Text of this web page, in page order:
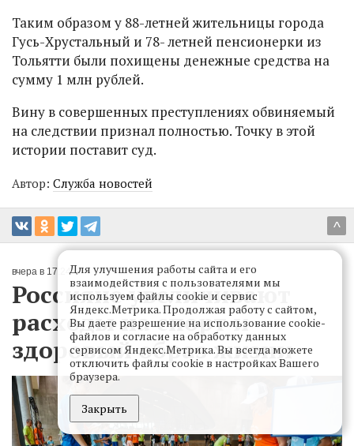
Таким образом у 88-летней жительницы города
Гусь-Хрустальный и 78- летней пенсионерки из
Тольятти были похищены денежные средства на
сумму 1 млн рублей.
Вину в совершенных преступлениях обвиняемый
на следствии признал полностью. Точку в этой
истории поставит суд.
Автор: Служба новостей
^
вчера в 17:24
Россияне увеличивают
расходы на спорт и
здоровый образ жизни
Для улучшения работы сайта и его
взаимодействия с пользователями мы
используем файлы cookie и сервис
Яндекс.Метрика. Продолжая работу с сайтом,
Вы даете разрешение на использование cookie-
файлов и согласие на обработку данных
сервисом Яндекс.Метрика. Вы всегда можете
отключить файлы cookie в настройках Вашего
браузера.
Закрыть